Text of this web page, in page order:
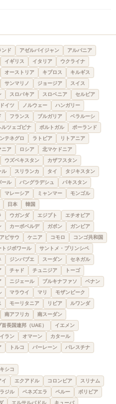
ンド アゼルバイジャン
アルバニア
イギリス イタリア
ウクライナ
オーストリア キプロス
キルギス
サンマリノ ジョージア
スイス
スロバキア スロベニア
セルビア
ドイツ ノルウェー
ハンガリー
フランス ブルガリア
ベラルーシ
ルツェゴビナ ポルトガル
ポーランド
テネグロ ラトビア
リトアニア
ニア ロシア 北マケドニア
ウズベキスタン
カザフスタン
ル スリランカ タイ
タジキスタン
ール バングラデシュ
パキスタン
マレーシア ミャンマー
モンゴル
日本 韓国
ウガンダ エジプト
エチオピア
カーボベルデ ガボン
ガンビア
ビサウ ケニア コモロ
コンゴ共和国
トジボワール
サントメ・プリンシペ
ジンバブエ スーダン
セネガル
チャド チュニジア
トーゴ
ニジェール ブルキナファソ
ベナン
マラウイ マリ
モザンビーク
モーリタニア リビア
ルワンダ
南アフリカ 南スーダン
首長国連邦（UAE）
イエメン
イラン オマーン
カタール
トルコ バーレーン
パレスチナ
シコ
イ エクアドル コロンビア
スリナム
ジル ベネズエラ ペルー ボリビア
エルサルバドル キューバ